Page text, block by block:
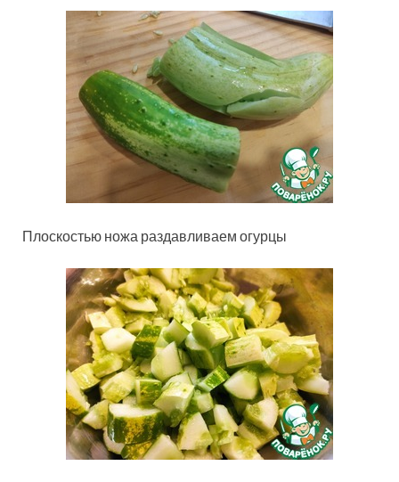
Плоскостью ножа раздавливаем огурцы